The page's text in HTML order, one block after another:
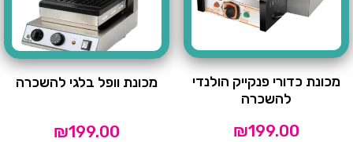
מכונת כדורי פנקייק הולנדי
להשכרה
₪199.00
מכונת וופל בלגי להשכרה
₪199.00